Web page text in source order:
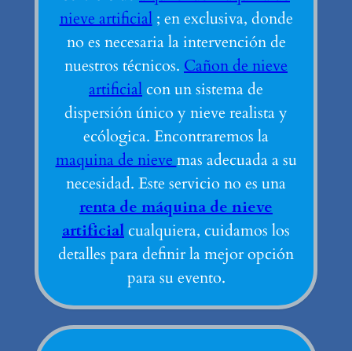
nieve artificial; en exclusiva, donde
no es necesaria la intervención de
nuestros técnicos. Cañon de nieve
artificialcon un sistema de
dispersión único y nieve realista y
ecólogica. Encontraremos la
maquina de nieve mas adecuada a su
necesidad. Este servicio no es una
renta de máquina de nieve
artificialcualquiera, cuidamos los
detalles para definir la mejor opción
para su evento.